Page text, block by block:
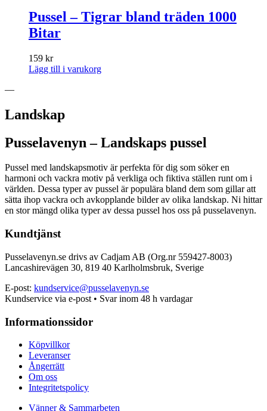
Pussel – Tigrar bland träden 1000
Bitar
159 kr
Lägg till i varukorg
—
Landskap
Pusselavenyn – Landskaps pussel
Pussel med landskapsmotiv är perfekta för dig som söker en
harmoni och vackra motiv på verkliga och fiktiva ställen runt om i
världen. Dessa typer av pussel är populära bland dem som gillar att
sätta ihop vackra och avkopplande bilder av olika landskap. Ni hittar
en stor mängd olika typer av dessa pussel hos oss på pusselavenyn.
Kundtjänst
Pusselavenyn.se drivs av Cadjam AB (Org.nr 559427-8003)
Lancashirevägen 30, 819 40 Karlholmsbruk, Sverige
E-post: kundservice@pusselavenyn.se
Kundservice via e-post • Svar inom 48 h vardagar
Informationssidor
Köpvillkor
Leveranser
Ångerrätt
Om oss
Integritetspolicy
Vänner & Sammarbeten